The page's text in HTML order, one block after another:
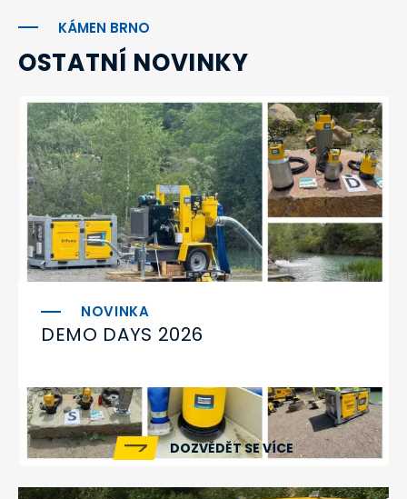
KÁMEN BRNO
OSTATNÍ NOVINKY
DEMO DAYS 2026
DOZVĚDĚT SE VÍCE